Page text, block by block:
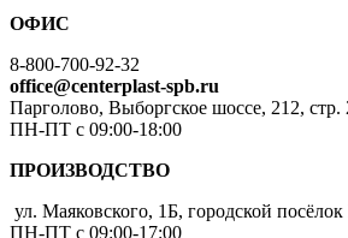
ОФИС
8-800-700-92-32
office@centerplast-spb.ru
Парголово, Выборгское шоссе, 212, стр.
ПН-ПТ с 09:00-18:00
ПРОИЗВОДСТВО
ул. Маяковского, 1Б, городской
ПН-ПТ с 09:00-17:00